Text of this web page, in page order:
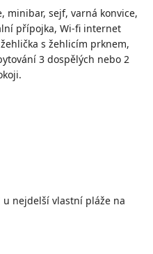
minibar, sejf, varná konvice,
přípojka, Wi-fi internet
s žehlicím prknem,
3 dospělých nebo 2
u nejdelší vlastní pláže na